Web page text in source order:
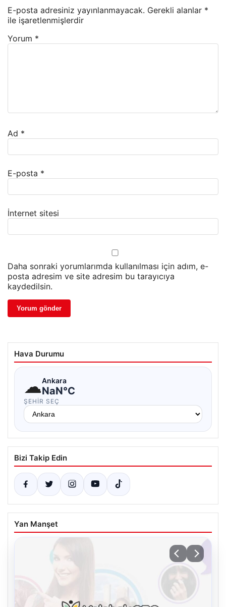
E-posta adresiniz yayınlanmayacak. Gerekli alanlar *
ile işaretlenmişlerdir
Yorum *
Ad *
E-posta *
İnternet sitesi
Daha sonraki yorumlarımda kullanılması için adım, e-
posta adresim ve site adresim bu tarayıcıya
kaydedilsin.
Hava Durumu
☁Ankara
NaN°C
ŞEHIR SEÇ
Bizi Takip Edin
Yan Manşet